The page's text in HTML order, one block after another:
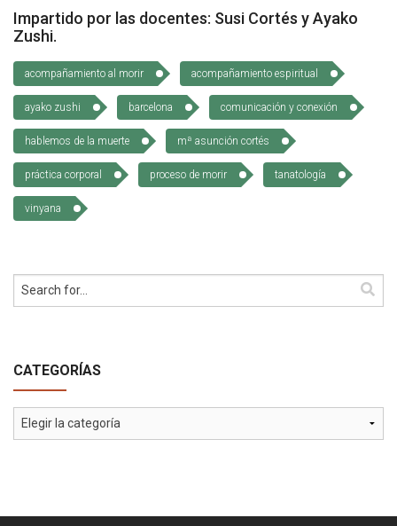
Noticias
Vídeos
Contacto
Cómo Colaborar
Impartido por las docentes: Susi Cortés y Ayako
Zushi.
acompañamiento al morir acompañamiento espiritual
ayako zushi barcelona comunicación y conexión
hablemos de la muerte mª asunción cortés
práctica corporal proceso de morir tanatología
vinyana
CATEGORÍAS
Categorías